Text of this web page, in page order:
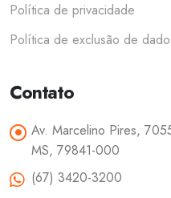
Política de privacidade
Política de exclusão de
Contato
Av. Marcelino Pires,
MS, 79841-000
(67) 3420-3200